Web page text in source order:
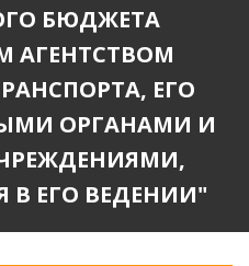
БЮДЖЕТА
АГЕНТСТВОМ
ЕГО
ОРГАНАМИ И
ЕГО ВЕДЕНИИ"